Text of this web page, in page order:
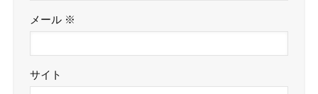
メール ※
サイト